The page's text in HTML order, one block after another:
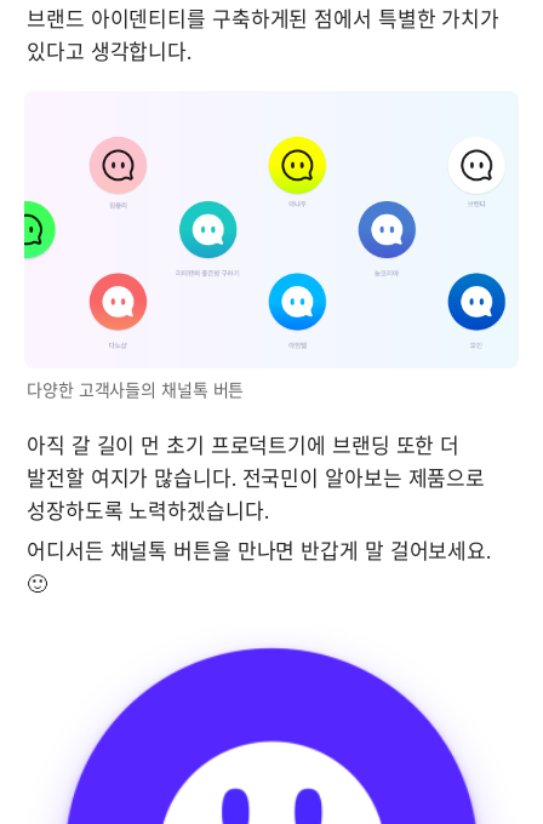
브랜드 아이덴티티를 구축하게된 점에서 특별한 가치가
있다고 생각합니다.
다양한 고객사들의 채널톡 버튼
아직 갈 길이 먼 초기 프로덕트기에 브랜딩 또한 더
발전할 여지가 많습니다. 전국민이 알아보는 제품으로
성장하도록 노력하겠습니다.
어디서든 채널톡 버튼을 만나면 반갑게 말 걸어보세요.
🙂